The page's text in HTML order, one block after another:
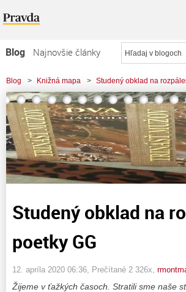
Blog
Najnovšie články
Najčítanejšie články
Najkomentovanejšie články
Zoznam blogov
Komerčné blogy
Blog > Knižná mapa > Studený obklad na
Studený obklad na
poetky GG
12. apríla 2020 06:36 , Prečítané 2 326x,
Žijeme v ťažkých časoch. Stratili sme naše